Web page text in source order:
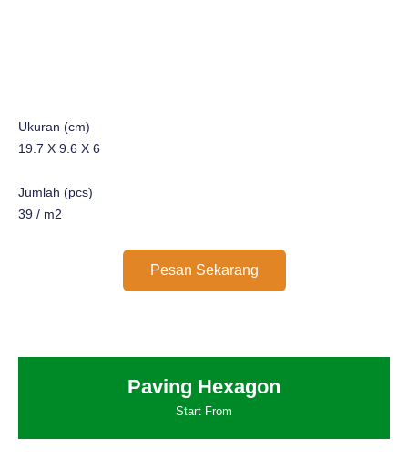
Ukuran (cm)
19.7 X 9.6 X 6
Jumlah (pcs)
39 / m2
Pesan Sekarang
Paving Hexagon
Start From